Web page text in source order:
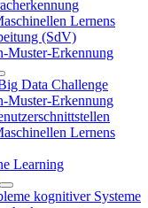
Lernens
(SdV)
Muster-Erkennung
Data Challenge
Muster-Erkennung
Lernens
Learning
kognitiver Systeme